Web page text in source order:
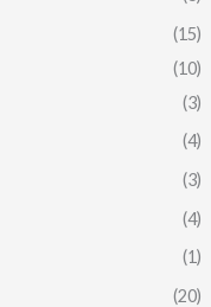
(15)
(10)
(3)
(4)
(3)
(4)
(1)
(20)